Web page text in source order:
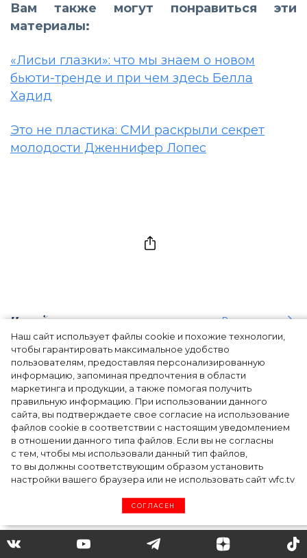
Наш сайт использует файлы cookie и похожие технологии,
чтобы гарантировать максимальное удобство
пользователям, предоставляя персонализированную
информацию, запоминая предпочтения в области
маркетинга и продукции, а также помогая получить
правильную информацию. При использовании данного
сайта, вы подтверждаете свое согласие на использование
файлов cookie в соответствии с настоящим уведомлением
в отношении данного типа файлов. Если вы не согласны
с тем, чтобы мы использовали данный тип файлов,
то вы должны соответствующим образом установить
настройки вашего браузера или не использовать сайт wfc.tv
СОГЛАСЕН
Вам также могут понравиться эти
материалы:
«Лисьи глазки»: что мы знаем о новом
бьюти-тренде и при чем здесь Белла
Хадид
Это не пластика: СМИ раскрыли секрет
молодости Дженнифер Лопес
Читайте также Все статьи